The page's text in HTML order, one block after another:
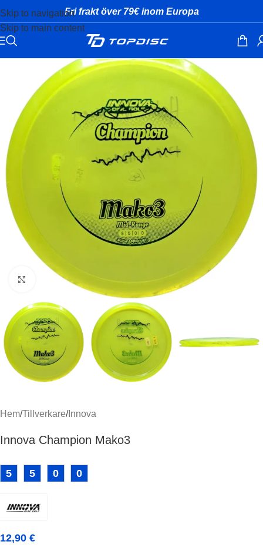
Skip to navigation
Skip to main content
Fri frakt över 79€ inom Europa
Klicka för att förstora
Hem/Tillverkare/Innova
Innova Champion Mako3
5 5 0 0
12,90 €